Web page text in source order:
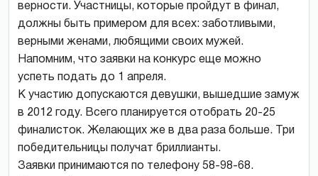
верности. Участницы, которые пройдут в финал,
должны быть примером для всех: заботливыми,
верными женами, любящими своих мужей.
Напомним, что заявки на конкурс еще можно
успеть подать до 1 апреля.
К участию допускаются девушки, вышедшие замуж
в 2012 году. Всего планируется отобрать 20-25
финалисток. Желающих же в два раза больше. Три
победительницы получат бриллианты.
Заявки принимаются по телефону 58-98-68.